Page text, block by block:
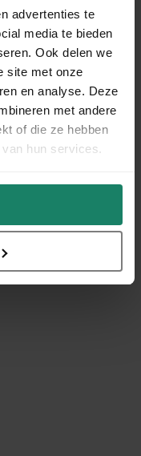
advertenties te
media te bieden
Ook delen we
site met onze
en analyse. Deze
met andere
of die ze hebben
hun services.